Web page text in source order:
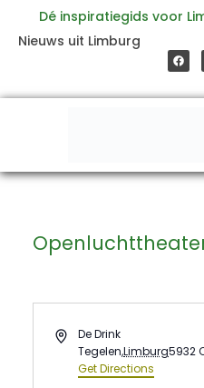
inhoud
Dé inspiratiegids voor
Nieuws uit Limburg
a
c
e
o
o
AddressDe Drink
Tegelen,Limburg5932
Get Directions